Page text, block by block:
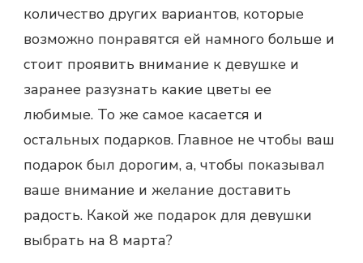
количество других вариантов, которые
возможно понравятся ей намного больше и
стоит проявить внимание к девушке и
заранее разузнать какие цветы ее
любимые. То же самое касается и
остальных подарков. Главное не чтобы ваш
подарок был дорогим, а, чтобы показывал
ваше внимание и желание доставить
радость. Какой же подарок для девушки
выбрать на 8 марта?